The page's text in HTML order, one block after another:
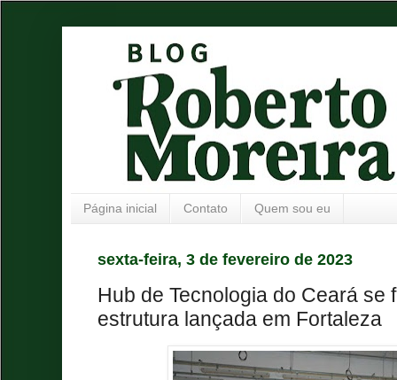
Página inicial Contato Quem sou eu
sexta-feira, 3 de fevereiro de 2023
Hub de Tecnologia do Ceará se
estrutura lançada em Fortaleza